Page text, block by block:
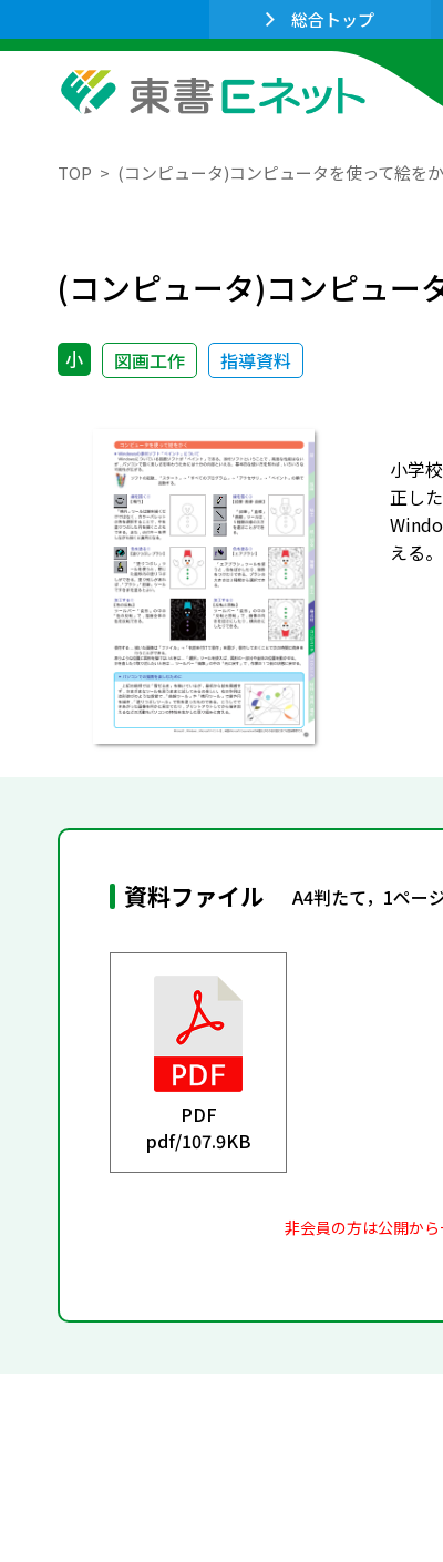
総合トップ
TOP (コンピュータ)コンピュータを使って絵を
(コンピュータ)コンピュー
小 図画工作 指導資料
小学
正し
える
資料ファイル A4判たて，1ペー
PDF
pdf/107.9KB
非会員の方は公開か